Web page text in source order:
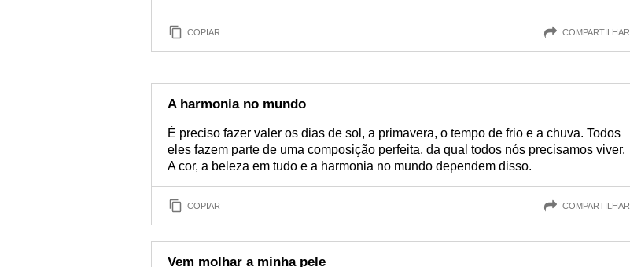
COPIAR COMPARTILHAR
A harmonia no mundo
É preciso fazer valer os dias de sol, a primavera, o tempo de frio e a chuva. Todos
eles fazem parte de uma composição perfeita, da qual todos nós precisamos viver.
A cor, a beleza em tudo e a harmonia no mundo dependem disso.
COPIAR COMPARTILHAR
Vem molhar a minha pele